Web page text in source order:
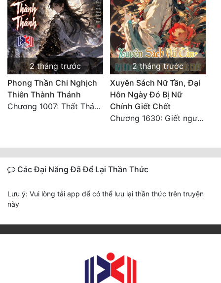
2 tháng trước
Phong Thần Chi Nghịch
Thiên Thành Thánh
Chương 1007: Thất Thánh Hạ Phàm, Đại Đạo Vô Đạo (Đại Kết Cục)
2 tháng trước
Xuyên Sách Nữ Tần, Đại
Hôn Ngày Đó Bị Nữ
Chính Giết Chết
Chương 1630: Giết ngươi, chỉ cần một mâu
Các Đại Năng Đã Để Lại Thần Thức
Lưu ý: Vui lòng tải app để có thể lưu lại thần thức trên truyện
này